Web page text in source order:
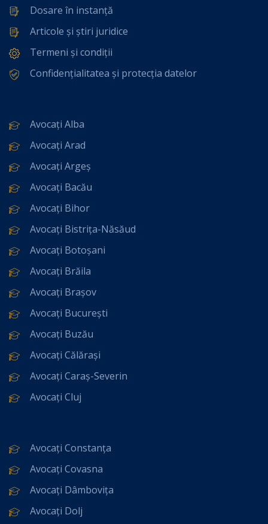
Dosare în instanță
Articole și știri juridice
Termeni și condiții
Confidențialitatea și protecția datelor
Avocați Alba
Avocați Arad
Avocați Argeș
Avocați Bacău
Avocați Bihor
Avocați Bistrița-Năsăud
Avocați Botoșani
Avocați Brăila
Avocați Brașov
Avocați București
Avocați Buzău
Avocați Călărași
Avocați Caraș-Severin
Avocați Cluj
Avocați Constanța
Avocați Covasna
Avocați Dâmbovița
Avocați Dolj